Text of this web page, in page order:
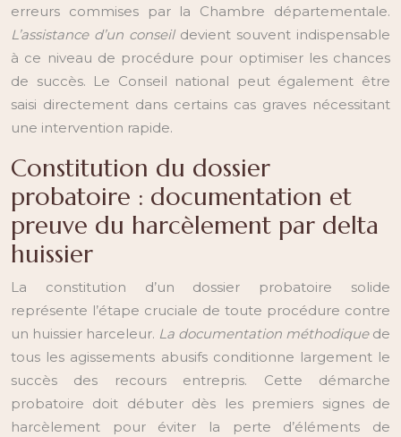
erreurs commises par la Chambre départementale.
L’assistance d’un conseil devient souvent indispensable
à ce niveau de procédure pour optimiser les chances
de succès. Le Conseil national peut également être
saisi directement dans certains cas graves nécessitant
une intervention rapide.
Constitution du dossier
probatoire : documentation et
preuve du harcèlement par delta
huissier
La constitution d’un dossier probatoire solide
représente l’étape cruciale de toute procédure contre
un huissier harceleur. La documentation méthodique de
tous les agissements abusifs conditionne largement le
succès des recours entrepris. Cette démarche
probatoire doit débuter dès les premiers signes de
harcèlement pour éviter la perte d’éléments de